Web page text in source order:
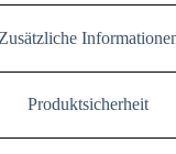
Zusätzliche
Produktsicherheit